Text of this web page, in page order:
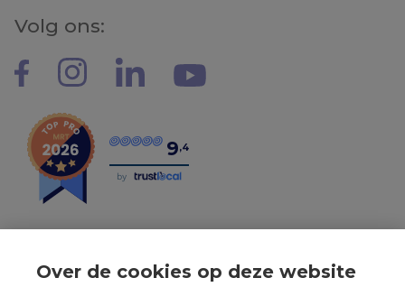
Volg ons:
9,4
by
Over de cookies op deze website